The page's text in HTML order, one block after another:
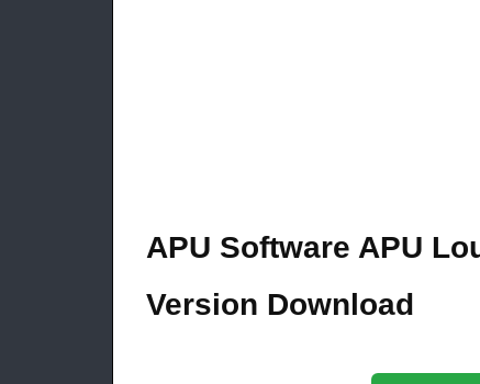
APU Software APU
Version Download